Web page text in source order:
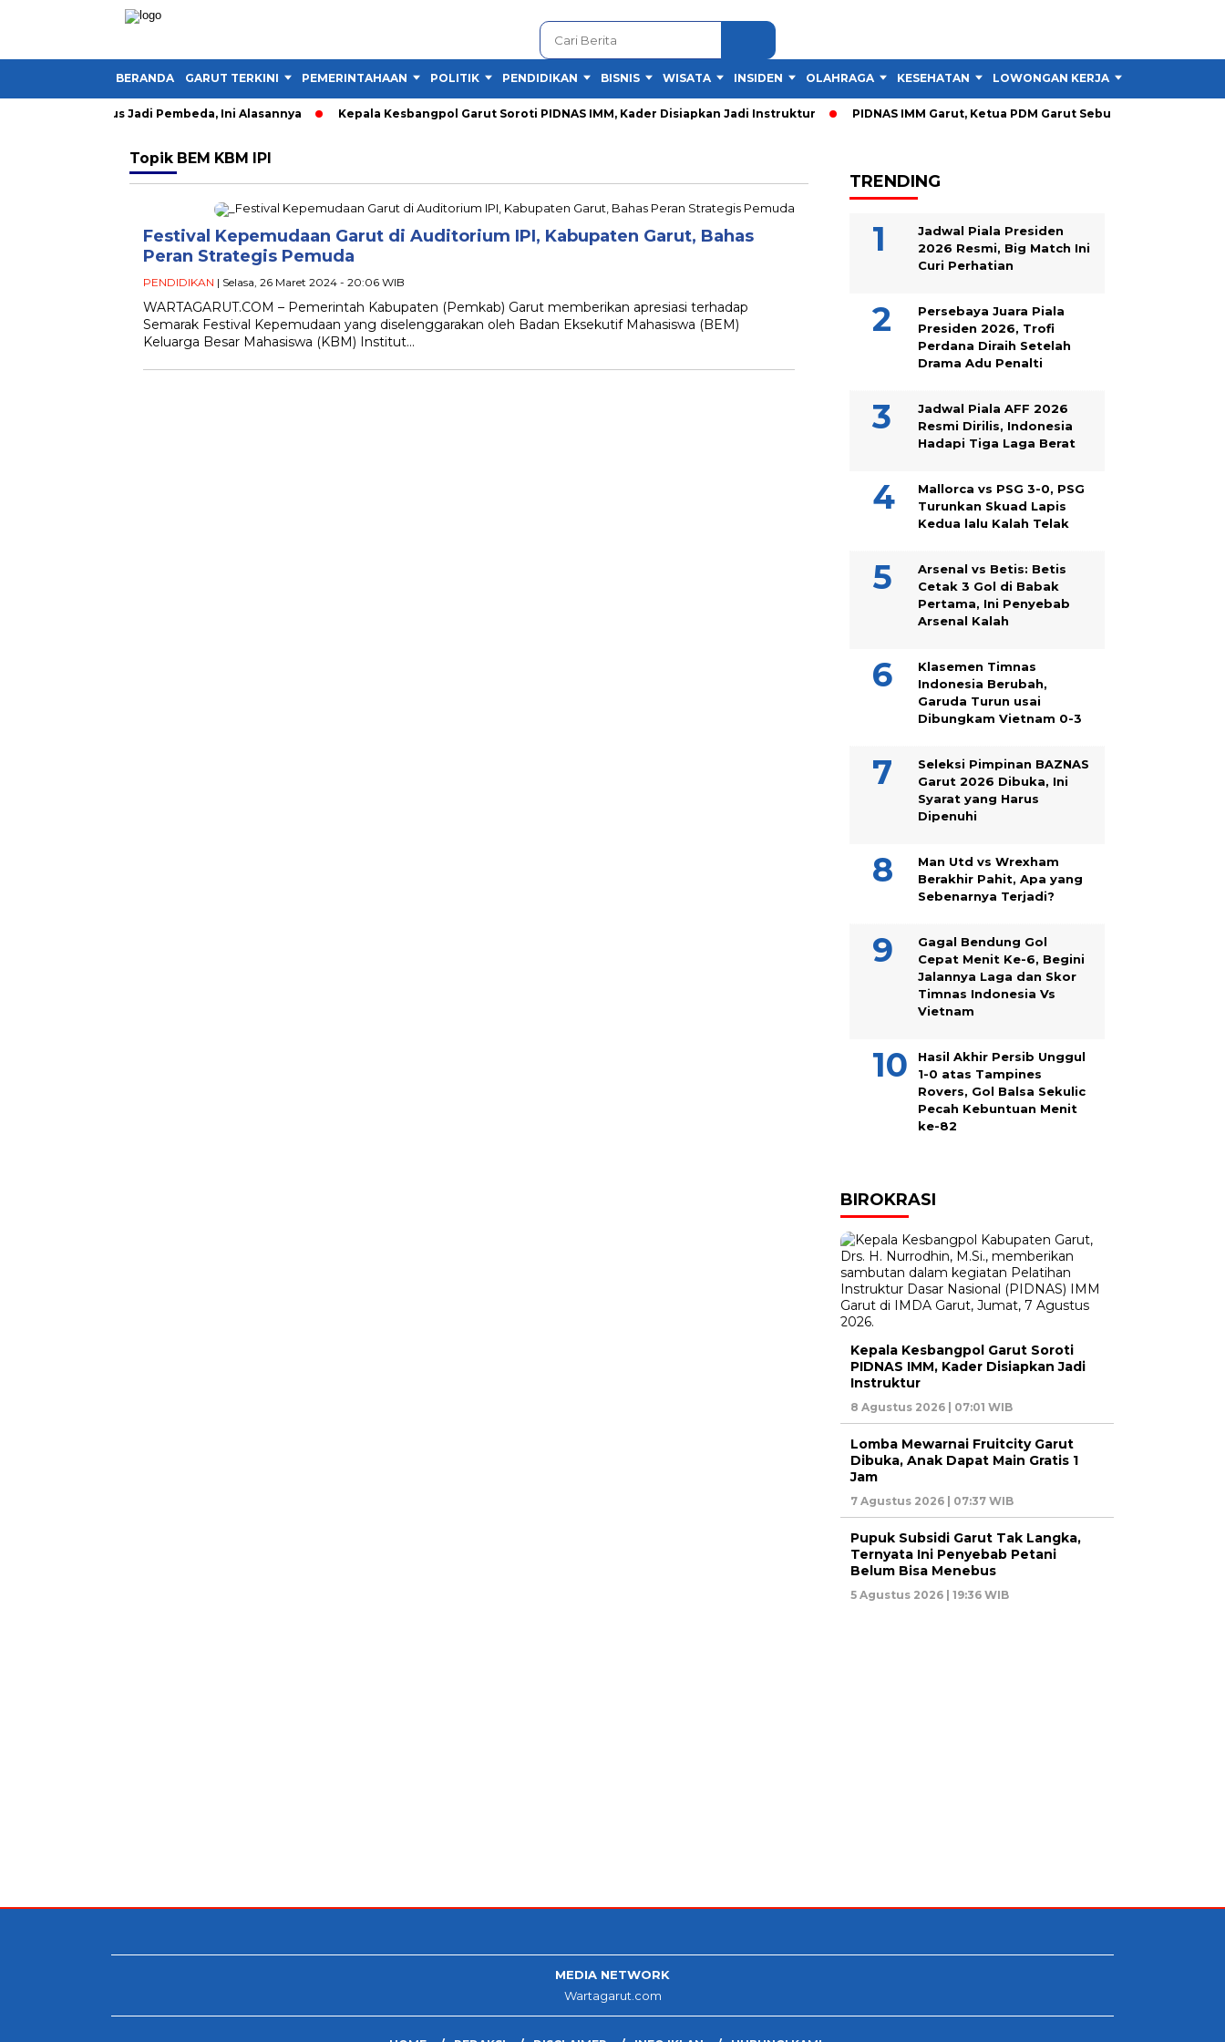
BERANDA GARUT TERKINI PEMERINTAHAAN POLITIK PENDIDIKAN BISNIS WISATA INSIDEN OLAHRAGA KESEHATAN LOWONGAN KERJA
IMM Harus Jadi Pembeda, Ini Alasannya Kepala Kesbangpol Garut Soroti PIDNAS IMM, Kader Disiapkan Jadi Instruktur PIDNAS IMM Garut, Ketua PDM Garut Sebut RTL Lebih Penting
Topik BEM KBM IPI
Festival Kepemudaan Garut di Auditorium IPI, Kabupaten Garut, Bahas
Peran Strategis Pemuda
PENDIDIKAN | Selasa, 26 Maret 2024 - 20:06 WIB
WARTAGARUT.COM – Pemerintah Kabupaten (Pemkab) Garut memberikan apresiasi terhadap
Semarak Festival Kepemudaan yang diselenggarakan oleh Badan Eksekutif Mahasiswa (BEM)
Keluarga Besar Mahasiswa (KBM) Institut…
TRENDING
Jadwal Piala Presiden
2026 Resmi, Big Match Ini
Curi Perhatian
Persebaya Juara Piala
Presiden 2026, Trofi
Perdana Diraih Setelah
Drama Adu Penalti
Jadwal Piala AFF 2026
Resmi Dirilis, Indonesia
Hadapi Tiga Laga Berat
Mallorca vs PSG 3-0, PSG
Turunkan Skuad Lapis
Kedua lalu Kalah Telak
Arsenal vs Betis: Betis
Cetak 3 Gol di Babak
Pertama, Ini Penyebab
Arsenal Kalah
Klasemen Timnas
Indonesia Berubah,
Garuda Turun usai
Dibungkam Vietnam 0-3
Seleksi Pimpinan BAZNAS
Garut 2026 Dibuka, Ini
Syarat yang Harus
Dipenuhi
Man Utd vs Wrexham
Berakhir Pahit, Apa yang
Sebenarnya Terjadi?
Gagal Bendung Gol
Cepat Menit Ke-6, Begini
Jalannya Laga dan Skor
Timnas Indonesia Vs
Vietnam
Hasil Akhir Persib Unggul
1-0 atas Tampines
Rovers, Gol Balsa Sekulic
Pecah Kebuntuan Menit
ke-82
BIROKRASI
Kepala Kesbangpol Garut Soroti
PIDNAS IMM, Kader Disiapkan Jadi
Instruktur
8 Agustus 2026 | 07:01 WIB
Lomba Mewarnai Fruitcity Garut
Dibuka, Anak Dapat Main Gratis 1
Jam
7 Agustus 2026 | 07:37 WIB
Pupuk Subsidi Garut Tak Langka,
Ternyata Ini Penyebab Petani
Belum Bisa Menebus
5 Agustus 2026 | 19:36 WIB
MEDIA NETWORK
Wartagarut.com